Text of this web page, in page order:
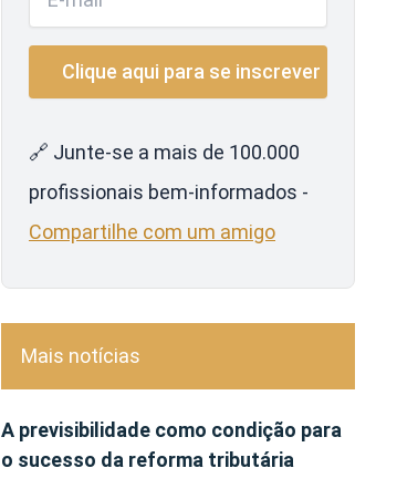
🔗 Junte-se a mais de 100.000
profissionais bem-informados -
Compartilhe com um amigo
Mais notícias
A previsibilidade como condição para
o sucesso da reforma tributária